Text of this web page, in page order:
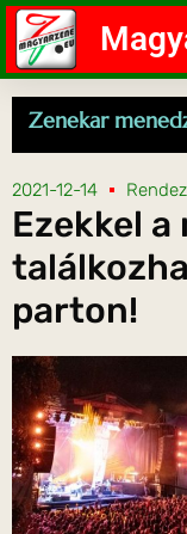
Zenekar
2021-12-14
Ezekkel a
parton!